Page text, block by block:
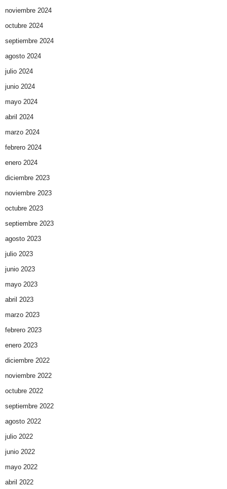
noviembre 2024
octubre 2024
septiembre 2024
agosto 2024
julio 2024
junio 2024
mayo 2024
abril 2024
marzo 2024
febrero 2024
enero 2024
diciembre 2023
noviembre 2023
octubre 2023
septiembre 2023
agosto 2023
julio 2023
junio 2023
mayo 2023
abril 2023
marzo 2023
febrero 2023
enero 2023
diciembre 2022
noviembre 2022
octubre 2022
septiembre 2022
agosto 2022
julio 2022
junio 2022
mayo 2022
abril 2022